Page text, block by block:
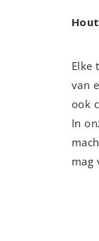
Elke
van
ook
In
mag